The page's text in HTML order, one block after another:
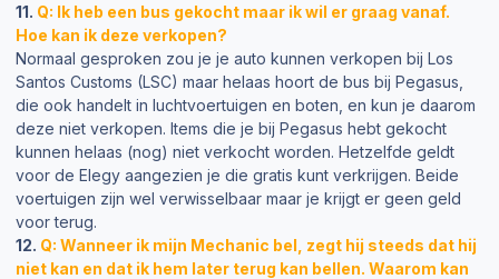
11. Q: Ik heb een bus gekocht maar ik wil er graag vanaf.
Hoe kan ik deze verkopen?
Normaal gesproken zou je je auto kunnen verkopen bij Los
Santos Customs (LSC) maar helaas hoort de bus bij Pegasus,
die ook handelt in luchtvoertuigen en boten, en kun je daarom
deze niet verkopen. Items die je bij Pegasus hebt gekocht
kunnen helaas (nog) niet verkocht worden. Hetzelfde geldt
voor de Elegy aangezien je die gratis kunt verkrijgen. Beide
voertuigen zijn wel verwisselbaar maar je krijgt er geen geld
voor terug.
12. Q: Wanneer ik mijn Mechanic bel, zegt hij steeds dat hij
niet kan en dat ik hem later terug kan bellen. Waarom kan